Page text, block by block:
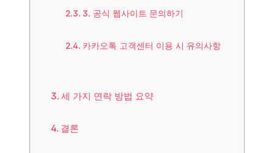
3. 공식 웹사이트 문의하기
카카오톡 고객센터 이용 시 유의사항
세 가지 연락 방법 요약
결론